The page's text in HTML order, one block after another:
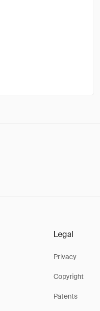
Legal
Privacy
Copyright
Patents